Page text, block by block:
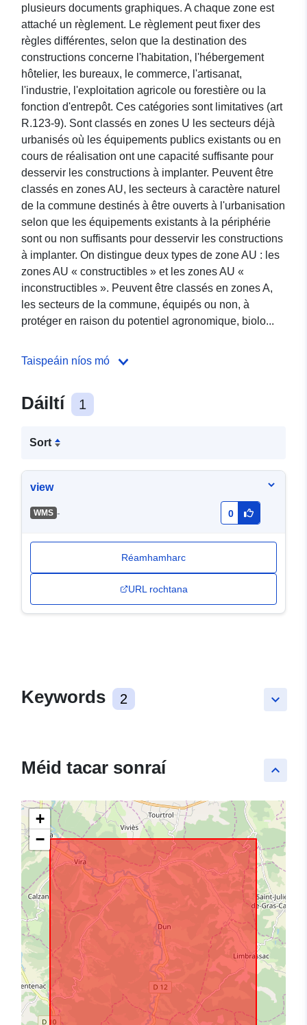
plusieurs documents graphiques. A chaque zone est
attaché un règlement. Le règlement peut fixer des
règles différentes, selon que la destination des
constructions concerne l'habitation, l'hébergement
hôtelier, les bureaux, le commerce, l'artisanat,
l'industrie, l'exploitation agricole ou forestière ou la
fonction d'entrepôt. Ces catégories sont limitatives (art
R.123-9). Sont classés en zones U les secteurs déjà
urbanisés où les équipements publics existants ou en
cours de réalisation ont une capacité suffisante pour
desservir les constructions à implanter. Peuvent être
classés en zones AU, les secteurs à caractère naturel
de la commune destinés à être ouverts à l'urbanisation
selon que les équipements existants à la périphérie
sont ou non suffisants pour desservir les constructions
à implanter. On distingue deux types de zone AU : les
zones AU « constructibles » et les zones AU «
inconstructibles ». Peuvent être classés en zones A,
les secteurs de la commune, équipés ou non, à
protéger en raison du potentiel agronomique, biolo...
Taispeáin níos mó
Dáiltí 1
Sort
view
WMS - 0
Réamhamharc
URL rochtana
keyboard_arrow_down
Keywords 2
keyboard_arrow_up
Méid tacar sonraí
+
−